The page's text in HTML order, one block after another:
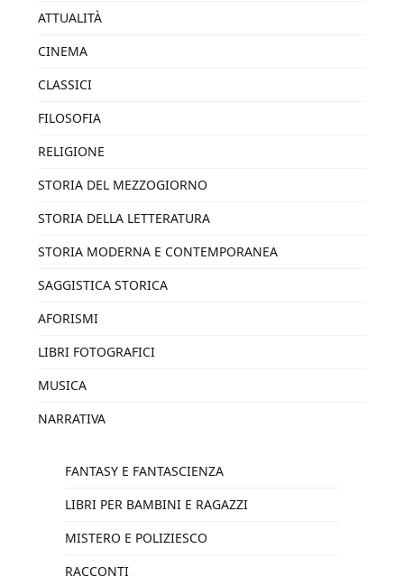
ATTUALITÀ
CINEMA
CLASSICI
FILOSOFIA
RELIGIONE
STORIA DEL MEZZOGIORNO
STORIA DELLA LETTERATURA
STORIA MODERNA E CONTEMPORANEA
SAGGISTICA STORICA
AFORISMI
LIBRI FOTOGRAFICI
MUSICA
NARRATIVA
FANTASY E FANTASCIENZA
LIBRI PER BAMBINI E RAGAZZI
MISTERO E POLIZIESCO
RACCONTI